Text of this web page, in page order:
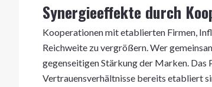
Synergieeffekte durch
Kooperationen mit etablierten Firmen,
Reichweite zu vergrößern. Wer
gegenseitigen Stärkung der Marken. Das
Vertrauensverhältnisse bereits etabliert